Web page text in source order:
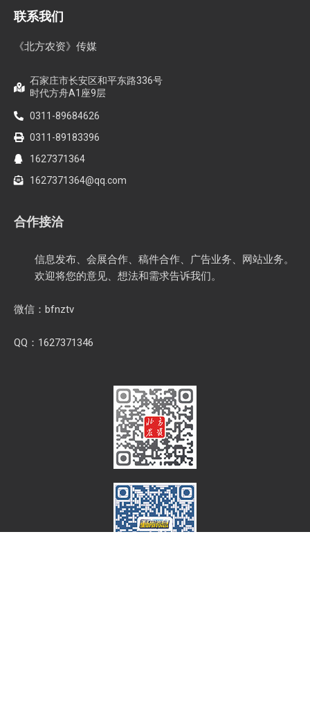
联系我们
《北方农资》传媒
石家庄市长安区和平东路336号
时代方舟A1座9层
0311-89684626
0311-89183396
1627371364
1627371364@qq.com
合作接洽
信息发布、会展合作、稿件合作、广告业务、网站业务。
欢迎将您的意见、想法和需求告诉我们。
微信：bfnztv
QQ：1627371346